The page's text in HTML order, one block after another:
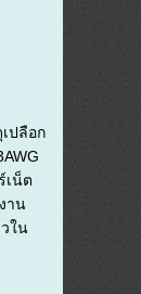
ปลือก
เน็ต
าน
ใน